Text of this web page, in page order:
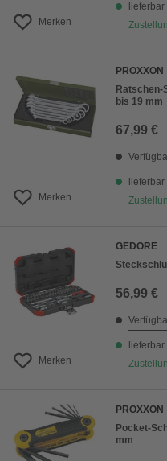
Merken
lieferbar
Merken
PROXXON
Ratschen-
bis 19 mm
67,99 €
lieferbar
Merken
GEDORE
56,99 €
lieferbar
PROXXON
Pocket-
mm